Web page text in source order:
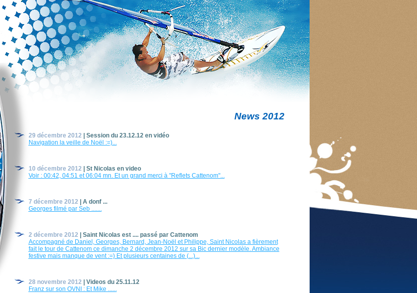
News 2012
29 décembre 2012 | Session du 23.12.12 en vidéo
Navigation la veille de Noël :=)...
10 décembre 2012 | St Nicolas en video
Voir : 00:42, 04:51 et 06:04 mn. Et un grand merci à "Reflets Cattenom"...
7 décembre 2012 | A donf ...
Georges filmé par Seb .......
2 décembre 2012 | Saint Nicolas est .... passé par Cattenom
Accompagné de Daniel, Georges, Bernard, Jean-Noël et Philippe, Saint Nicolas a fièrement
fait le tour de Cattenom ce dimanche 2 décembre 2012 sur sa Bic dernier modèle. Ambiance
festive mais manque de vent :=) Et plusieurs centaines de (...)...
28 novembre 2012 | Videos du 25.11.12
Franz sur son OVNI : Et Mike ......